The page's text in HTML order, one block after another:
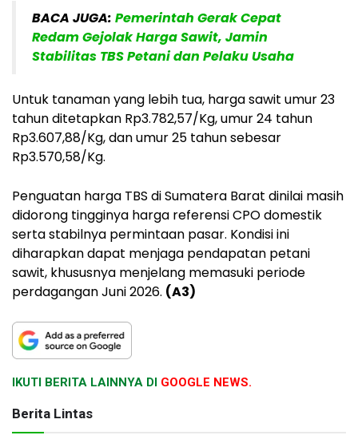
BACA JUGA: Pemerintah Gerak Cepat
Redam Gejolak Harga Sawit, Jamin
Stabilitas TBS Petani dan Pelaku Usaha
Untuk tanaman yang lebih tua, harga sawit umur 23
tahun ditetapkan Rp3.782,57/Kg, umur 24 tahun
Rp3.607,88/Kg, dan umur 25 tahun sebesar
Rp3.570,58/Kg.
Penguatan harga TBS di Sumatera Barat dinilai masih
didorong tingginya harga referensi CPO domestik
serta stabilnya permintaan pasar. Kondisi ini
diharapkan dapat menjaga pendapatan petani
sawit, khususnya menjelang memasuki periode
perdagangan Juni 2026. (A3)
IKUTI BERITA LAINNYA DI GOOGLE NEWS.
Berita Lintas